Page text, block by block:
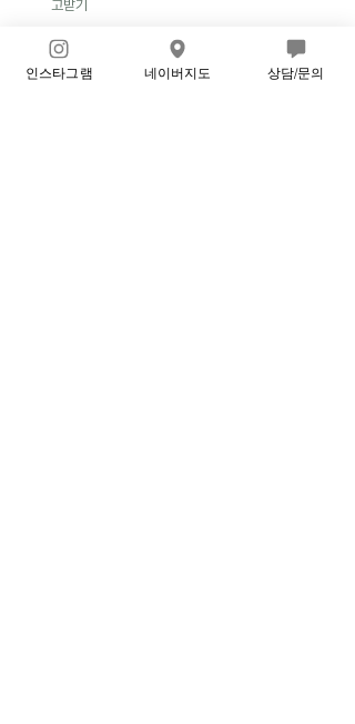
고받기
동작 갯수:
약 5동작+스트레칭 2개 *개인마다 시간
차가 있기에, 변수를 잘 고려하여 임기응변 능력까지
인스타그램 네이버지도 상담/문의